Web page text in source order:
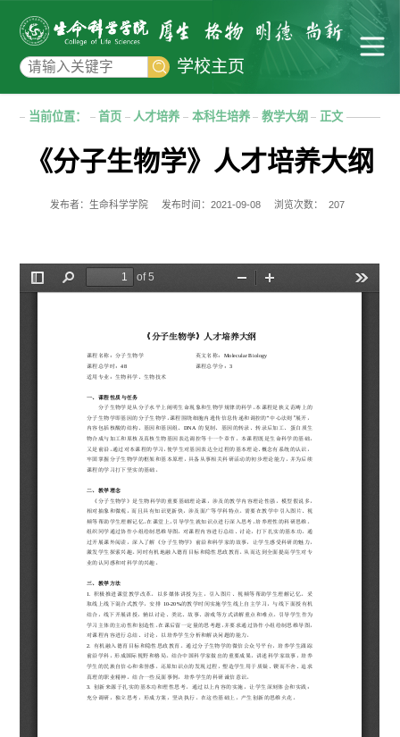
学校主页
当前位置： 首页 人才培养 本科生培养 教学大纲 正文
《分子生物学》人才培养大纲
发布者：生命科学学院 发布时间：2021-09-08 浏览次数： 207